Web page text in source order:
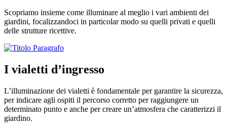
Scopriamo insieme come illuminare al meglio i vari ambienti dei
giardini, focalizzandoci in particolar modo su quelli privati e quelli
delle strutture ricettive.
I vialetti d’ingresso
L’illuminazione dei vialetti è fondamentale per garantire la sicurezza,
per indicare agli ospiti il percorso corretto per raggiungere un
determinato punto e anche per creare un’atmosfera che caratterizzi il
giardino.